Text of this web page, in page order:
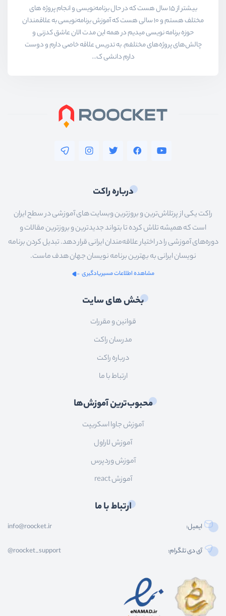
بیشتر از ۱۵ سال هست که در حال برنامه‌نویسی و انجام پروژه های
مختلف هستم و ۱۰ سالی هست که آموزش برنامه‌نویسی به علاقمندان
حوزه برنامه نویسی میدیم در همه این مدت الان عاشق کدزنی و
چالش‌های پروژه‌های مختلفم. به تدریس علاقه خاصی دارم و دوست
دارم دانشی ک...
درباره راکت
راکت یکی از پرتلاش‌ترین و بروزترین وبسایت های آموزشی در سطح ایران
است که همیشه تلاش کرده تا بتواند جدیدترین و بروزترین مقالات و
دوره‌های آموزشی را در اختیار علاقه‌مندان ایرانی قرار دهد. تبدیل کردن برنامه
نویسان ایرانی به بهترین برنامه نویسان جهان هدف ماست.
مشاهده اطلاعات مسیریادگیری
بخش های سایت
قوانین و مقررات
مدرسان راکت
درباره راکت
ارتباط با ما
محبوب‌ترین آموزش‌ها
آموزش جاوا اسکریپت
آموزش لاراول
آموزش وردپرس
آموزش react
ارتباط با ما
ایمیل: info@roocket.ir
آی دی تلگرام: @roocket_support